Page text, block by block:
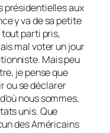
présidentielles aux
y va de sa petite
tout parti pris,
mal voter un jour
Mais peu
je pense que
ou se déclarer
nous sommes,
unis. Que
des Américains